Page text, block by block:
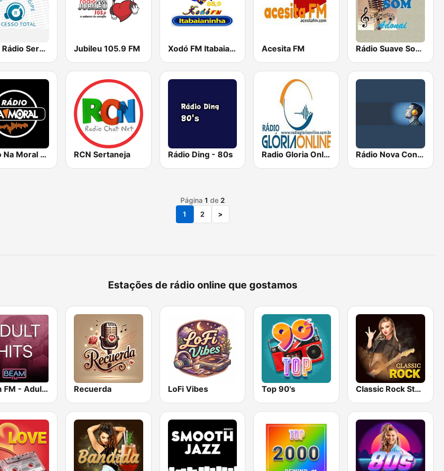
Rede Rádio Sergipe Jubileu 105.9 FM Xodó FM Itabaianinha Acesita FM Rádio Suave Som Adonai
Rádio Na Moral 104.9 FM RCN Sertaneja Rádio Ding - 80s Radio Gloria Online Rádio Nova Conquista
Página 1 de 2
1
2 >
Estações de rádio online que gostamos
Beam FM - Adult Hits Recuerda LoFi Vibes Top 90's Classic Rock Station